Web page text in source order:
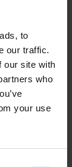
to
our traffic.
our site with
who
your use
রয়েছে,
চালিয়ে যাওয়ার
খুঁজে